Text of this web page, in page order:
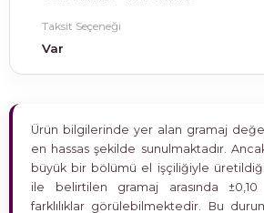
Taksit Seçeneği
Var
Ürün bilgilerinde yer alan gramaj
en hassas şekilde sunulmaktadır.
büyük bir bölümü el işçiliğiyle
ile belirtilen gramaj arasında
farklılıklar görülebilmektedir. Bu